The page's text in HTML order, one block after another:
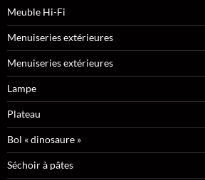
Meuble Hi-Fi
Menuiseries extérieures
Menuiseries extérieures
Lampe
Plateau
Bol « dinosaure »
Séchoir à pâtes